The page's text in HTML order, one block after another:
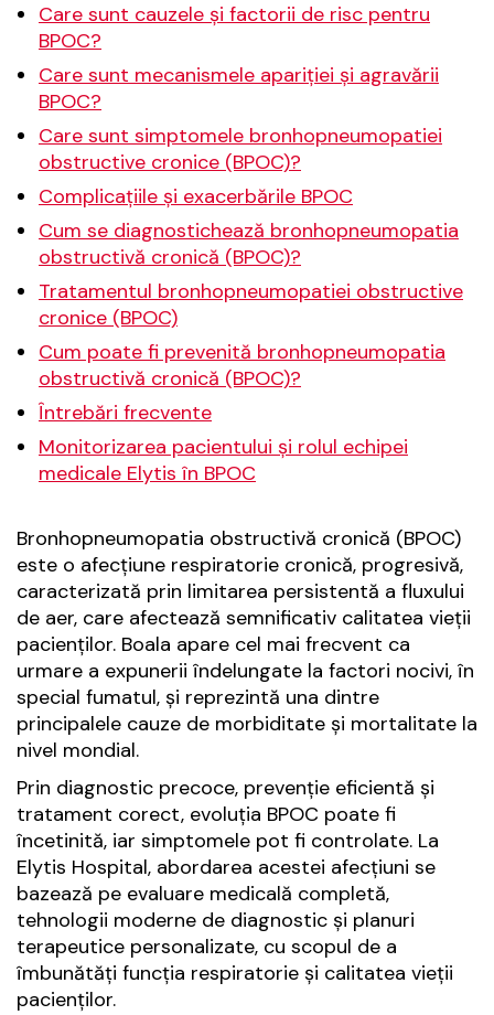
Care sunt cauzele și factorii de risc pentru
BPOC?
Care sunt mecanismele apariției și agravării
BPOC?
Care sunt simptomele bronhopneumopatiei
obstructive cronice (BPOC)?
Complicațiile și exacerbările BPOC
Cum se diagnostichează bronhopneumopatia
obstructivă cronică (BPOC)?
Tratamentul bronhopneumopatiei obstructive
cronice (BPOC)
Cum poate fi prevenită bronhopneumopatia
obstructivă cronică (BPOC)?
Întrebări frecvente
Monitorizarea pacientului și rolul echipei
medicale Elytis în BPOC
Bronhopneumopatia obstructivă cronică (BPOC)
este o afecțiune respiratorie cronică, progresivă,
caracterizată prin limitarea persistentă a fluxului
de aer, care afectează semnificativ calitatea vieții
pacienților. Boala apare cel mai frecvent ca
urmare a expunerii îndelungate la factori nocivi, în
special fumatul, și reprezintă una dintre
principalele cauze de morbiditate și mortalitate la
nivel mondial.
Prin diagnostic precoce, prevenție eficientă și
tratament corect, evoluția BPOC poate fi
încetinită, iar simptomele pot fi controlate. La
Elytis Hospital, abordarea acestei afecțiuni se
bazează pe evaluare medicală completă,
tehnologii moderne de diagnostic și planuri
terapeutice personalizate, cu scopul de a
îmbunătăți funcția respiratorie și calitatea vieții
pacienților.